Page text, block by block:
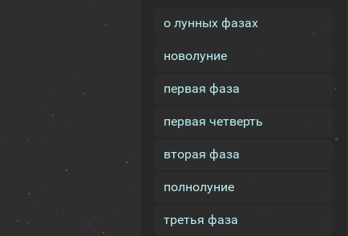
о лунных фазах
новолуние
первая фаза
первая четверть
вторая фаза
полнолуние
третья фаза